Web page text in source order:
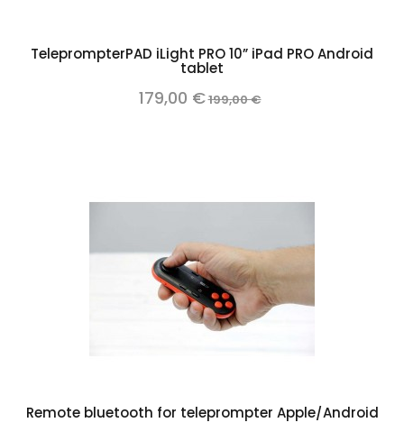
TeleprompterPAD iLight PRO 10” iPad PRO Android
tablet
179,00 €199,00 €
Remote bluetooth for teleprompter Apple/Android